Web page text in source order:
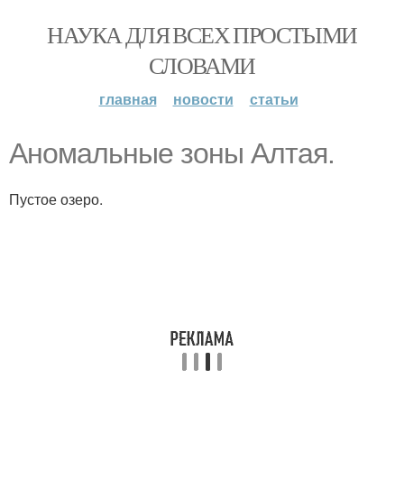
НАУКА ДЛЯ ВСЕХ ПРОСТЫМИ
СЛОВАМИ
главная новости статьи
Аномальные зоны Алтая.
Пустое озеро.